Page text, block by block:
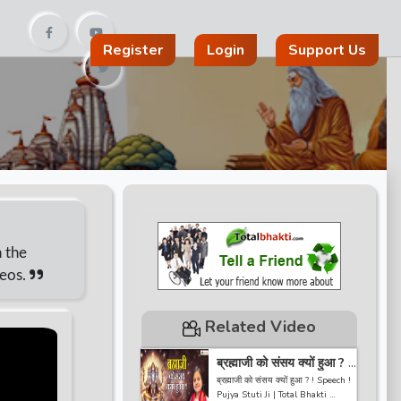
Register Login
Support Us
the
Related Video
ब्रह्माजी को संसय क्यों हुआ ? !
Speech ! Pujya Stuti Ji |
Total Bhakti
ब्रह्माजी को संसय क्यों हुआ ? ! Speech !
Pujya Stuti Ji | Total Bhakti